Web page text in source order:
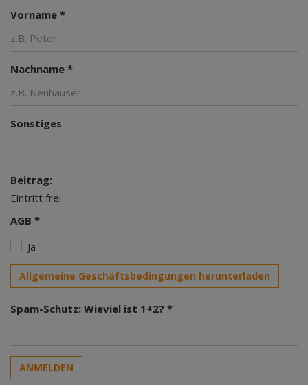
Vorname *
Nachname *
Sonstiges
Beitrag:
Eintritt frei
AGB *
Ja
Allgemeine Geschäftsbedingungen herunterladen
Spam-Schutz: Wieviel ist 1+2? *
ANMELDEN